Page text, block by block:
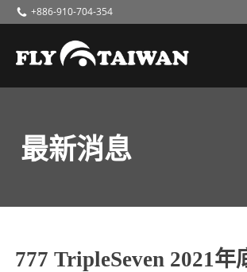
+886-910-704-354
最新消息
777 TripleSeven 2021年